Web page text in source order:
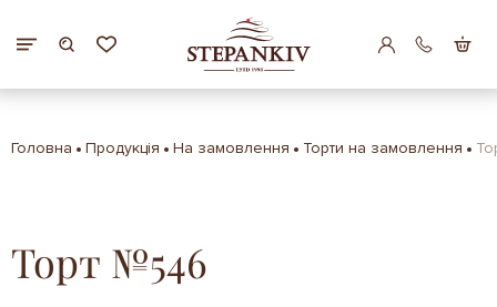
Головна Продукція На замовлення Торти на замовлення
Торт №546